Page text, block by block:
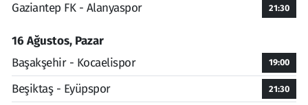
Gaziantep FK - Alanyaspor 21:30
16 Ağustos, Pazar
Başakşehir - Kocaelispor
19:00
Beşiktaş - Eyüpspor 21:30